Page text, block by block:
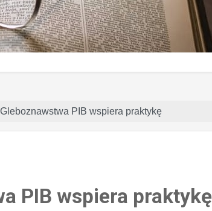
PIB wspiera praktykę
PIB wspiera praktykę